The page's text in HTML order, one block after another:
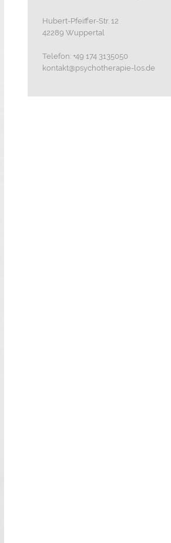
Hubert-Pfeiffer-Str. 12
42289 Wuppertal
Telefon: +49 174 3135050
kontakt@psychotherapie-los.de